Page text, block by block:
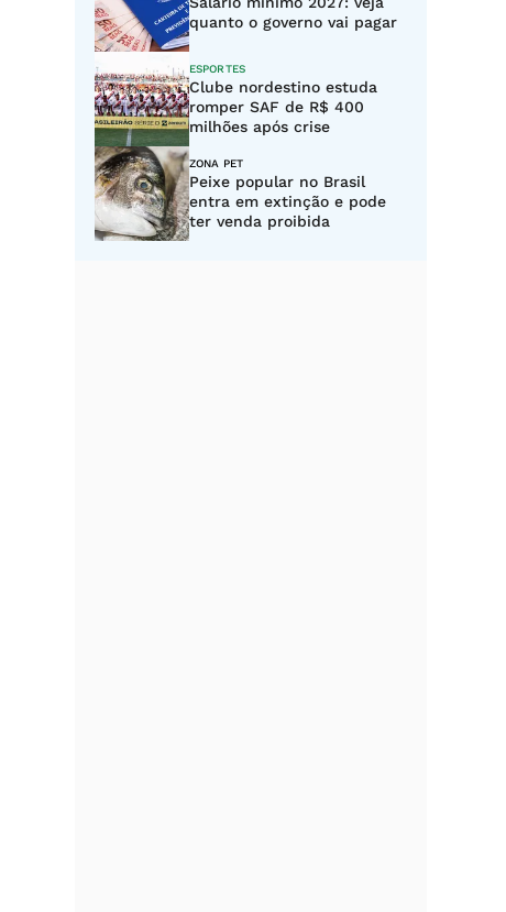
quanto o governo vai pagar
ESPORTES
Clube nordestino estuda
romper SAF de R$ 400
milhões após crise
ZONA PET
Peixe popular no Brasil
entra em extinção e pode
ter venda proibida